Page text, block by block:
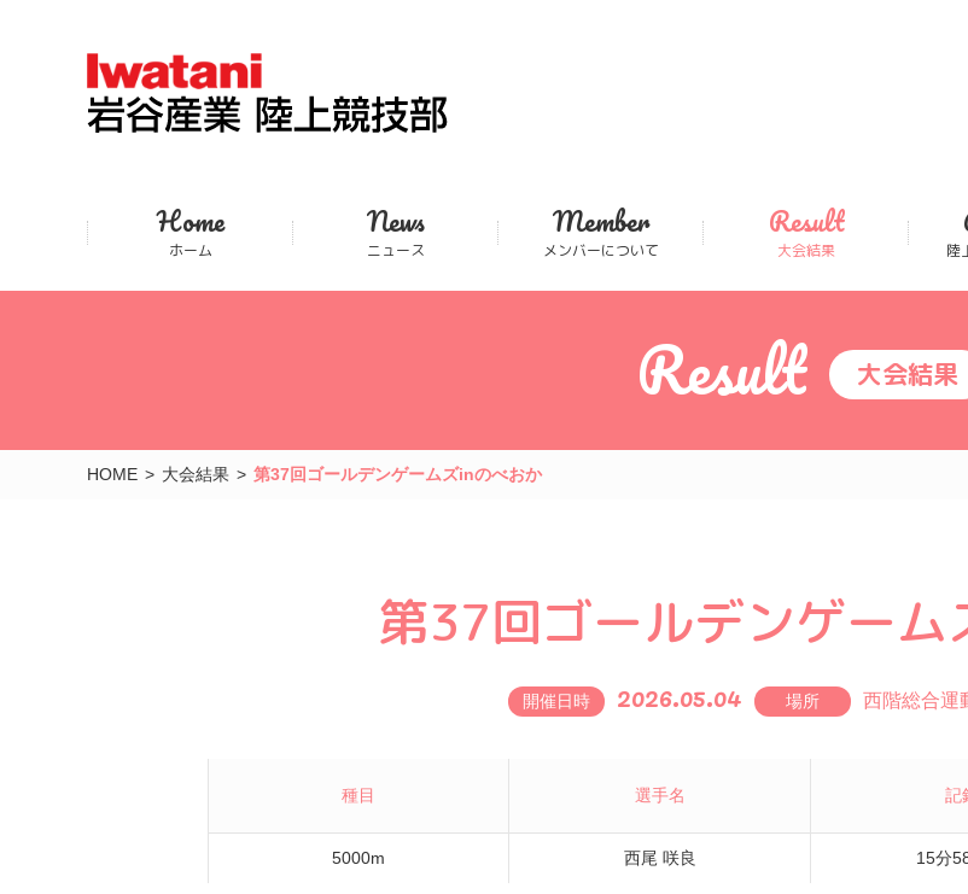
Home
ホーム
News
ニュース
Member
メンバーについて
Result
大会結果 陸
Result 大会結果
HOME 大会結果 第37回ゴールデンゲームズinのべおか
第37回ゴールデンゲー
開催日時 2026.05.04 場所 西階総合運
種目 選手名 記
5000m 西尾 咲良 15分